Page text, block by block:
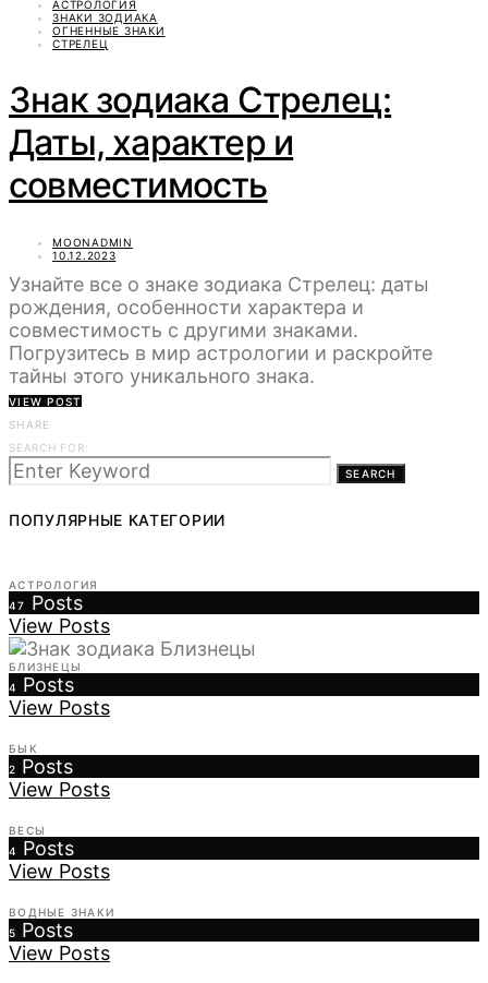
АСТРОЛОГИЯ
ЗНАКИ ЗОДИАКА
ОГНЕННЫЕ ЗНАКИ
СТРЕЛЕЦ
Знак зодиака Стрелец:
Даты, характер и
совместимость
MOONADMIN
10.12.2023
Узнайте все о знаке зодиака Стрелец: даты
рождения, особенности характера и
совместимость с другими знаками.
Погрузитесь в мир астрологии и раскройте
тайны этого уникального знака.
VIEW POST
SHARE
SEARCH FOR:
SEARCH
ПОПУЛЯРНЫЕ КАТЕГОРИИ
АСТРОЛОГИЯ
47
Posts
View Posts
БЛИЗНЕЦЫ
4
Posts
View Posts
БЫК
2 Posts
View Posts
ВЕСЫ
4
Posts
View Posts
ВОДНЫЕ ЗНАКИ
5 Posts
View Posts